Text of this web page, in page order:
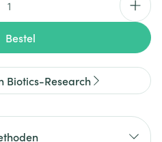
Bestel
Biotics-Research